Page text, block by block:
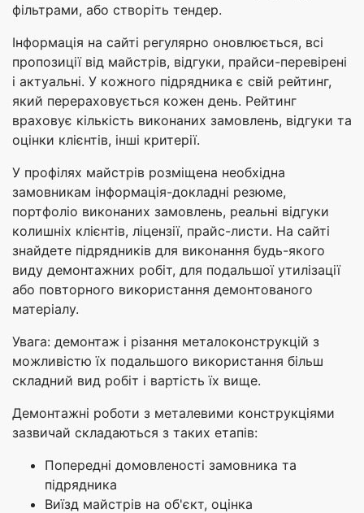
фільтрами, або створіть тендер.
Інформація на сайті регулярно оновлюється, всі
пропозиції від майстрів, відгуки, прайси-перевірені
і актуальні. У кожного підрядника є свій рейтинг,
який перераховується кожен день. Рейтинг
враховує кількість виконаних замовлень, відгуки та
оцінки клієнтів, інші критерії.
У профілях майстрів розміщена необхідна
замовникам інформація-докладні резюме,
портфоліо виконаних замовлень, реальні відгуки
колишніх клієнтів, ліцензії, прайс-листи. На сайті
знайдете підрядників для виконання будь-якого
виду демонтажних робіт, для подальшої утилізації
або повторного використання демонтованого
матеріалу.
Увага: демонтаж і різання металоконструкцій з
можливістю їх подальшого використання більш
складний вид робіт і вартість їх вище.
Демонтажні роботи з металевими конструкціями
зазвичай складаються з таких етапів:
Попередні домовленості замовника та
підрядника
Виїзд майстрів на об'єкт, оцінка